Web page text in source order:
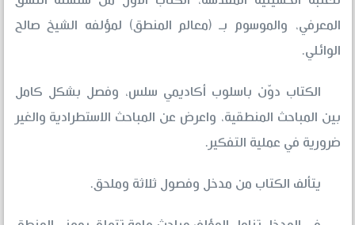
المعرفي، والموسوم بـ (معالم المنطق) لمؤلفه الشيخ صالح
الوائلي.
الكتاب دوّن باسلوب أكاديمي سلس، وفصل بشكل كامل
بين المباحث المنطقية، واعرض عن المباحث الاستطرادية والغير
ضرورية في عملية التفكير.
يتألف الكتاب من مدخل وفصول ثلاثة وملحق.